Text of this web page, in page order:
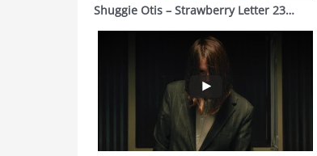
Shuggie Otis – Strawberry Letter 23…